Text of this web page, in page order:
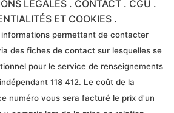
LÉGALES. CONTACT. CGU .
ET COOKIES.
permettant de contacter
des fiches de contact sur lesquelles se
pour le service de renseignements
118 412. Le coût de la
numéro vous sera facturé le prix d'un